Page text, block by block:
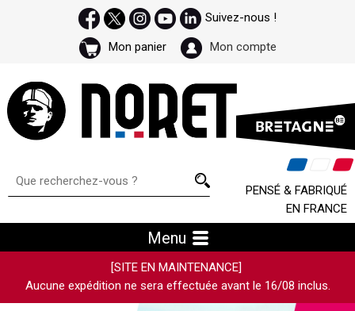
Suivez-nous !
Mon panier Mon compte
PENSÉ & FABRIQUÉ
EN FRANCE
Menu
[SITE EN MAINTENANCE]
Aucune expédition ne sera effectuée avant le 16/08 inclus.